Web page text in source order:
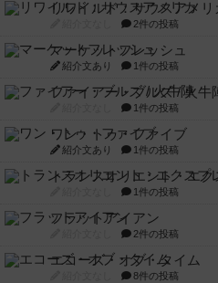
リワイルド：サウスアメリ
2件の投稿
マーケットフレッシュ
紹介文あり 1件の投稿
ファイアー・ブルズ / 火牛
1件の投稿
ワン・トゥ・ファイブ
紹介文あり 1件の投稿
トランスオリエント・エク
1件の投稿
フラットアイアン
2件の投稿
エコーズ・オブ・タイム
8件の投稿